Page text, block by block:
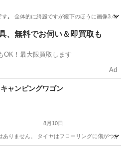
。 全体的に綺麗ですが鏡下のほうに画像3.4の
ミラー/鏡
、無料でお伺い＆即買取も
OK！最大限買取します
Ad
ャンピングワゴン
8月10日
りません。 タイヤはフローリングに傷がつ